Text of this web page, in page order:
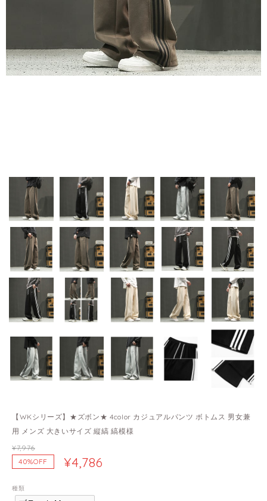
【WKシリーズ】★ズボン★ 4color カジュアルパンツ ボトムス 男女兼
用 メンズ 大きいサイズ 縦縞 縞模様
¥7,976
40%OFF
¥4,786
種類